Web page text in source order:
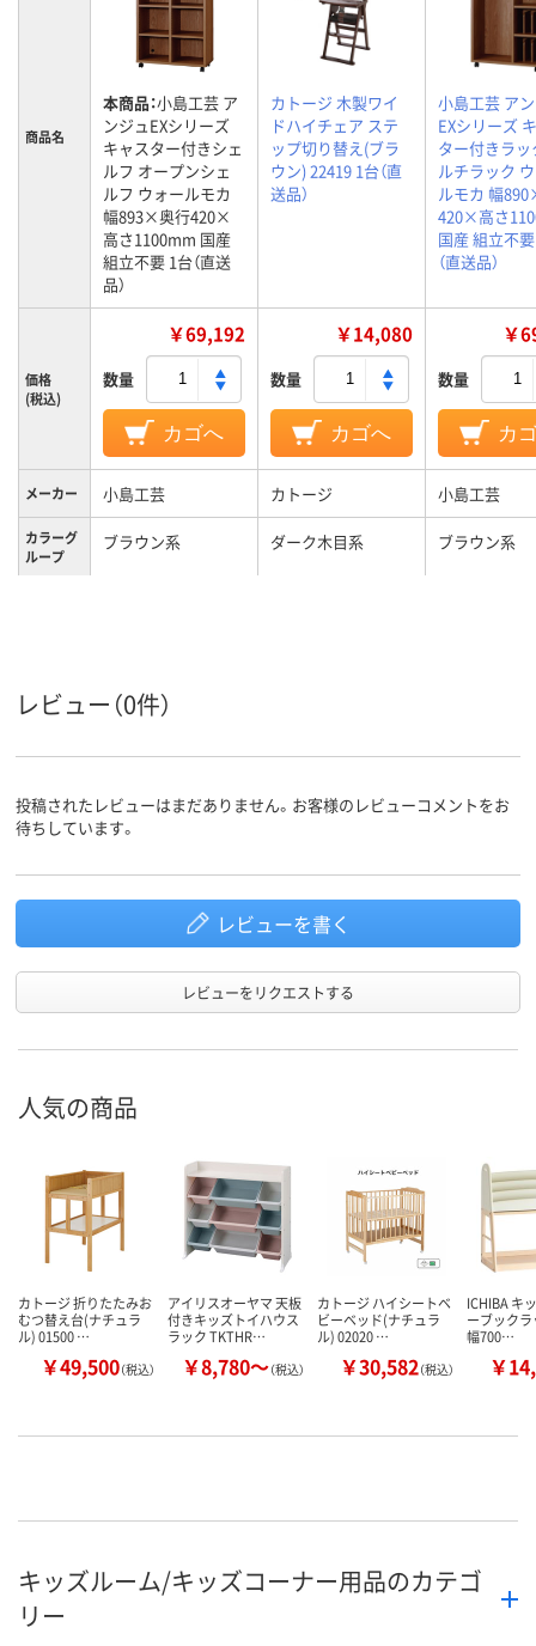
商品名
本商品：小島工芸 ア
ンジュEXシリーズ
キャスター付きシェ
ルフ オープンシェ
ルフ ウォールモカ
幅893×奥行420×
高さ1100mm 国産
組立不要 1台（直送
品）
カトージ 木製ワイ
ドハイチェア ステ
ップ切り替え(ブラ
ウン) 22419 1台（直
送品）
小島工芸 ア
EXシリーズ
ター付きラッ
ルチラック
ルモカ 幅
420×高さ
国産 組立不
（直送品）
価格
(税込)
￥69,192
数量
カゴへ
￥14,080
数量
カゴへ
￥
数量
カ
メーカー 小島工芸 カトージ 小島工芸
カラーグ
ループ
ブラウン系 ダーク木目系 ブラウン系
レビュー（0件）
投稿されたレビューはまだありません。お客様のレビューコメントをお
待ちしています。
レビューを書く
レビューをリクエストする
人気の商品
カトージ 折りたたみお
むつ替え台(ナチュラ
ル) 01500 …
￥49,500（税込）
アイリスオーヤマ 天板
付きキッズトイハウス
ラック TKTHR…
￥8,780～（税込）
カトージ ハイシートベ
ビーベッド(ナチュラ
ル) 02020 …
￥30,582（税込）
ICHIBA キ
ーブック
幅700…
￥
キッズルーム/キッズコーナー用品のカテゴ
リー